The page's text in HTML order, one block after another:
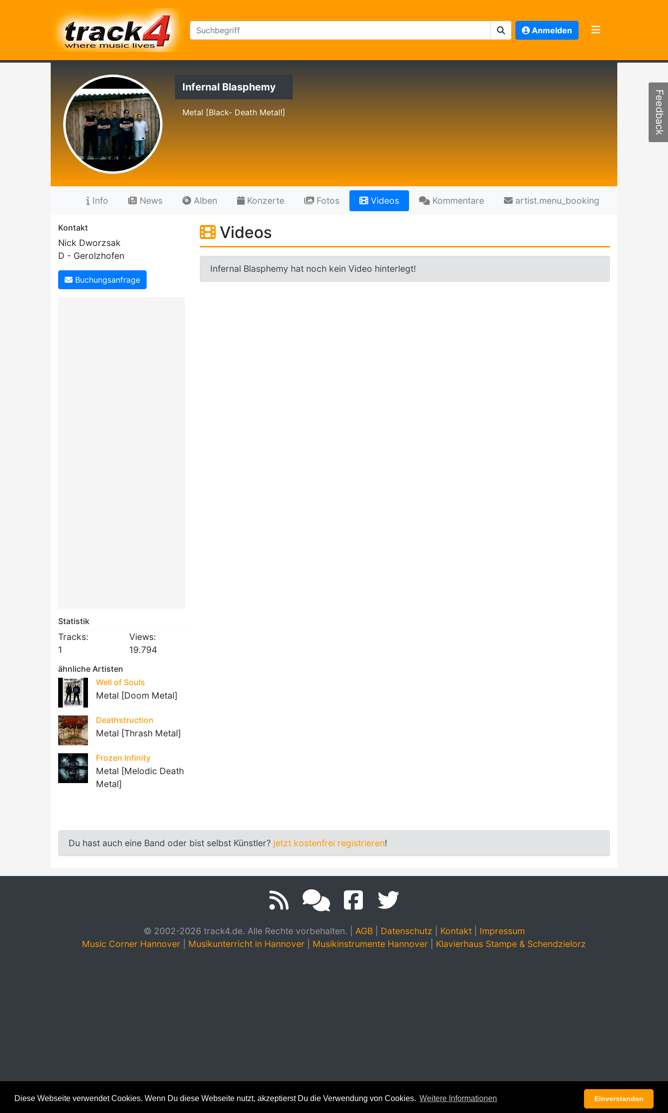
Diese Webseite verwendet Cookies. Wenn Du diese Webseite nutzt, akzeptierst Du die Verwendung von Cookies. Weitere Informationen Einverstanden
Anmelden
Infernal Blasphemy
Metal [Black- Death Metal!]
Info News Alben Konzerte Fotos Videos Kommentare artist.menu_booking
Kontakt
Nick Dworzsak
D - Gerolzhofen
Buchungsanfrage
Statistik
Tracks:
1
Views:
19.794
ähnliche Artisten
Well of Souls
Metal [Doom Metal]
Deathstruction
Metal [Thrash Metal]
Frozen Infinity
Metal [Melodic Death
Metal]
Videos
Infernal Blasphemy hat noch kein Video hinterlegt!
Du hast auch eine Band oder bist selbst Künstler? jetzt kostenfrei registrieren!
© 2002-2026 track4.de. Alle Rechte vorbehalten. AGB| Datenschutz Kontakt| Impressum
Music Corner Hannover
Musikunterricht in Hannover Musikinstrumente Hannover Klavierhaus Stampe & Schendzielorz
Feedback